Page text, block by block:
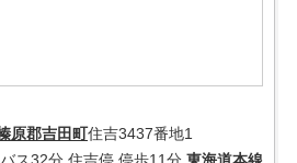
原郡吉田町住吉3437番地1